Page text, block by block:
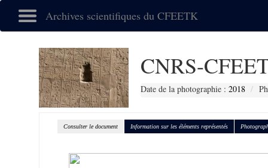
Archives scientifiques du CFEETK
CNRS-
Date de la photographie :2018
Consulter le document Information sur les éléments représentés